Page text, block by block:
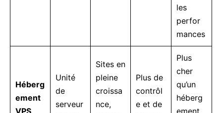
les
perfor
mances
Héberg
ement
Unité
de
serveur
Sites en
pleine
croissa
nce,
Plus de
contrôl
e et de
Plus
cher
qu’un
héberg